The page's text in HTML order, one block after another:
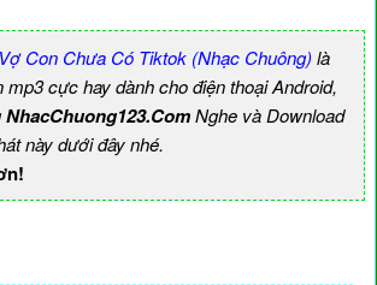
Con Chưa Có Tiktok (Nhạc Chuông) là
mp3 cực hay dành cho điện thoại Android,
NhacChuong123.ComNghe và Download
này dưới đây nhé.